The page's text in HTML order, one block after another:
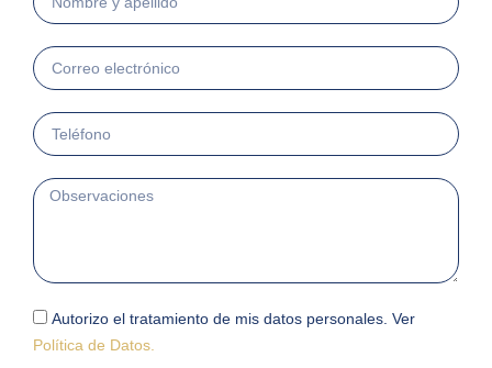
Autorizo el tratamiento de mis datos personales. Ver
Política de Datos.